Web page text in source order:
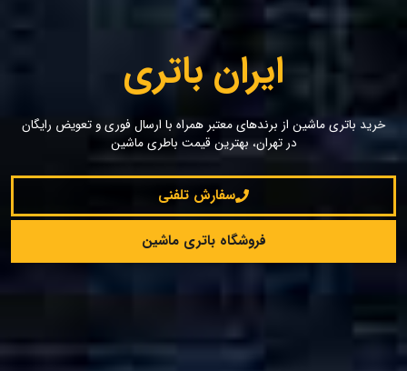
ایران باتری
خرید باتری ماشین از برندهای معتبر همراه با ارسال فوری و تعویض رایگان
در تهران، بهترین قیمت باطری ماشین
سفارش تلفنی
فروشگاه باتری ماشین